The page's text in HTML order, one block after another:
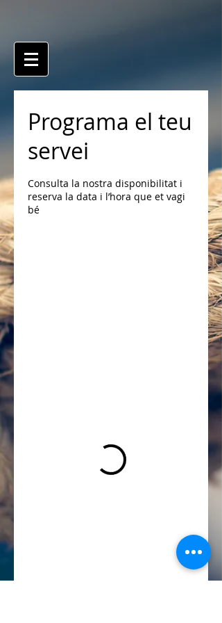
Programa el teu
servei
Consulta la nostra disponibilitat i
reserva la data i l’hora que et vagi
bé